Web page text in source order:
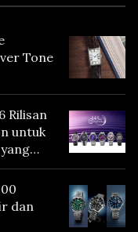
Tone
Rilisan
untuk
dan